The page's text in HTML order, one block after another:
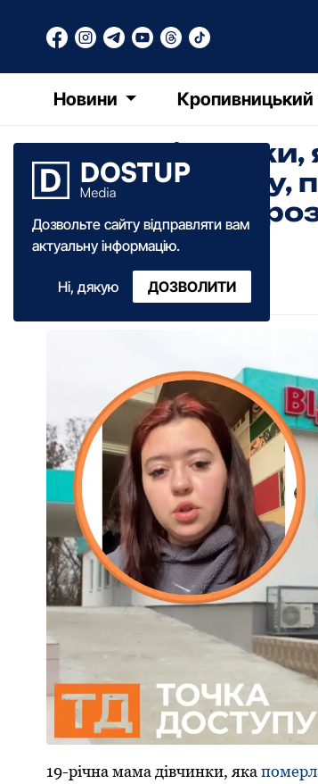
Новини Кропивницький
Дозвольте сайту відправляти вам
актуальну інформацію.
Ні, дякую ДОЗВОЛИТИ
Мама дівчинки,
Світловодську,
об’єктивного
04 березня·2025
19-річна мама дівчинки, яка